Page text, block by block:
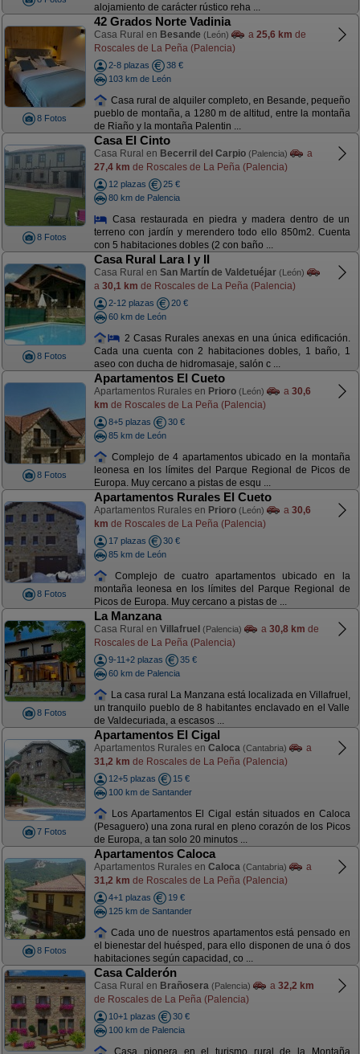
alojamiento de carácter rústico reha ...
8 Fotos
42 Grados Norte Vadinia
Casa Rural en Besande (León) a 25,6 km de
Roscales de La Peña (Palencia)
2-8 plazas
38 €
103 km de León
Casa rural de alquiler completo, en Besande, pequeño
pueblo de montaña, a 1280 m de altitud, entre la montaña
de Riaño y la montaña Palentin ...
8 Fotos
Casa El Cinto
Casa Rural en Becerril del Carpio (Palencia)
a
27,4 km de Roscales de La Peña (Palencia)
12 plazas
25 €
80 km de Palencia
Casa restaurada en piedra y madera dentro de un
terreno con jardín y merendero todo ello 850m2. Cuenta
con 5 habitaciones dobles (2 con baño ...
8 Fotos
Casa Rural Lara I y II
Casa Rural en San Martín de Valdetuéjar (León)
a 30,1 km de Roscales de La Peña (Palencia)
2-12 plazas
20 €
60 km de León
2 Casas Rurales anexas en una única edificación.
Cada una cuenta con 2 habitaciones dobles, 1 baño, 1
aseo con ducha de hidromasaje, salón c ...
8 Fotos
Apartamentos El Cueto
Apartamentos Rurales en Prioro (León) a 30,6
km de Roscales de La Peña (Palencia)
8+5 plazas
30 €
85 km de León
Complejo de 4 apartamentos ubicado en la montaña
leonesa en los límites del Parque Regional de Picos de
Europa. Muy cercano a pistas de esqu ...
8 Fotos
Apartamentos Rurales El Cueto
Apartamentos Rurales en Prioro (León) a 30,6
km de Roscales de La Peña (Palencia)
17 plazas
30 €
85 km de León
Complejo de cuatro apartamentos ubicado en la
montaña leonesa en los límites del Parque Regional de
Picos de Europa. Muy cercano a pistas de ...
8 Fotos
La Manzana
Casa Rural en Villafruel (Palencia) a 30,8 km de
Roscales de La Peña (Palencia)
9-11+2 plazas
35 €
60 km de Palencia
La casa rural La Manzana está localizada en Villafruel,
un tranquilo pueblo de 8 habitantes enclavado en el Valle
de Valdecuriada, a escasos ...
7 Fotos
Apartamentos El Cigal
Apartamentos Rurales en Caloca (Cantabria)
a
31,2 km de Roscales de La Peña (Palencia)
12+5 plazas
15 €
100 km de Santander
Los Apartamentos El Cigal están situados en Caloca
(Pesaguero) una zona rural en pleno corazón de los Picos
de Europa, a tan solo 20 minutos ...
8 Fotos
Apartamentos Caloca
Apartamentos Rurales en Caloca (Cantabria)
a
31,2 km de Roscales de La Peña (Palencia)
4+1 plazas
19 €
125 km de Santander
Cada uno de nuestros apartamentos está pensado en
el bienestar del huésped, para ello disponen de una ó dos
habitaciones según capacidad, co ...
Casa Calderón
Casa Rural en Brañosera (Palencia) a 32,2 km
de Roscales de La Peña (Palencia)
10+1 plazas
30 €
100 km de Palencia
Casa pionera en el turismo rural de la Montaña